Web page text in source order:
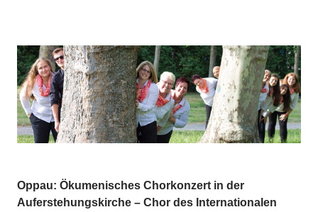
Oppau: Ökumenisches Chorkonzert in der
Auferstehungskirche – Chor des Internationalen